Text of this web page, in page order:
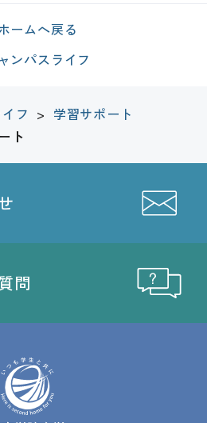
ンパスライフ
ームへ戻る
フ > 学習サポート
ト
問